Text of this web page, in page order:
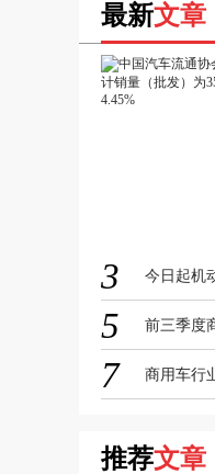
最新文章
3 今日起机
5 前三季度
7 商用车行
推荐文章